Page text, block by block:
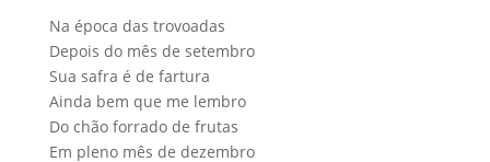
Na época das trovoadas
Depois do mês de setembro
Sua safra é de fartura
Ainda bem que me lembro
Do chão forrado de frutas
Em pleno mês de dezembro